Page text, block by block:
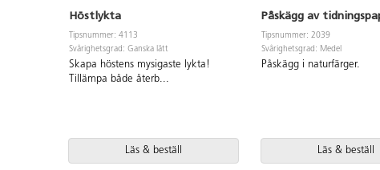
Höstlykta
Tipsnummer: 4113
Svårighetsgrad: Ganska lätt
Skapa höstens mysigaste lykta!
Tillämpa både återb...
Läs & beställ
Påskägg av
Tipsnummer: 2039
Svårighetsgrad: Medel
Påskägg i naturfärger.
Läs & beställ